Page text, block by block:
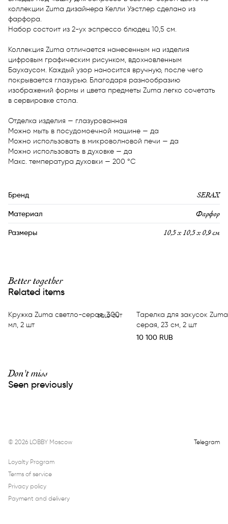
коллекции Zuma дизайнера Келли Уэстлер сделано из
фарфора.
Набор состоит из 2-ух эспрессо блюдец 10,5 см.
Коллекция Zuma отличается нанесенным на изделия
цифровым графическим рисунком, вдохновленным
Баухаусом. Каждый узор наносится вручную, после чего
покрывается глазурью. Благодаря разнообразию
изображений формы и цвета предметы Zuma легко сочетать
в сервировке стола.
Отделка изделия — глазурованная
Можно мыть в посудомоечной машине — да
Можно использовать в микроволновой печи — да
Можно использовать в духовке — да
Макс. температура духовки — 200 °C
Бренд SERAX
Материал Фарфор
Размеры 10,5 х 10,5 х 0,9 см
Better together
Related items
SOLD OUT
Кружка Zuma светло-серая, 300
мл, 2 шт
Тарелка для закусок
серая, 23 см, 2 шт
10 100 RUB
Don't miss
Seen previously
© 2026 LOBBY Moscow Telegram
Loyalty Program
Terms of service
Privacy policy
Payment and delivery